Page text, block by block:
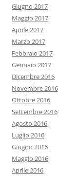
Giugno 2017
Maggio 2017
Aprile 2017
Marzo 2017
Febbraio 2017
Gennaio 2017
Dicembre 2016
Novembre 2016
Ottobre 2016
Settembre 2016
Agosto 2016
Luglio 2016
Giugno 2016
Maggio 2016
Aprile 2016